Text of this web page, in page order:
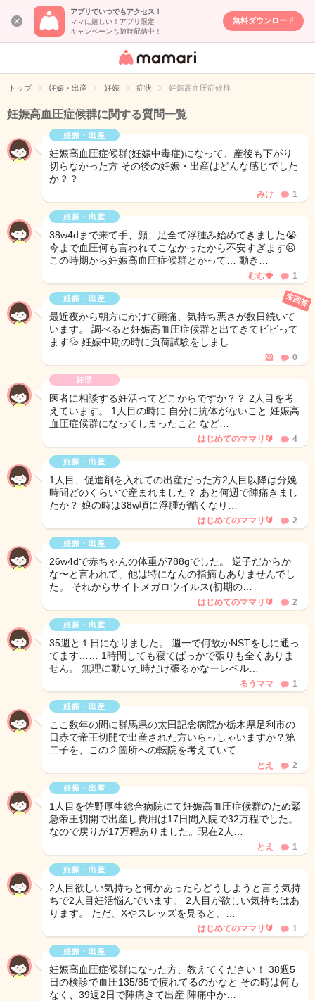
アプリでいつでもアクセス！
ママに嬉しい！アプリ限定
キャンペーンも随時配信中！
無料ダウンロード
女性専用匿名QA
イト
トップ 妊娠・出産 妊娠 症状 妊娠高血圧症候群
妊娠高血圧症候群に関する質問一覧
妊娠・出産
妊娠高血圧症候群(妊娠中毒症)になって、産後も下がり
切らなかった方 その後の妊娠・出産はどんな感じでした
か？？
みけ 1
妊娠・出産
38w4dまで来て手、顔、足全て浮腫み始めてきました😭
今まで血圧何も言われてこなかったから不安すぎます😣
この時期から妊娠高血圧症候群とかって… 動き…
むむ🍓 1
妊娠・出産
最近夜から朝方にかけて頭痛、気持ち悪さが数日続いて
います。 調べると妊娠高血圧症候群と出てきてビビって
ます💦 妊娠中期の時に負荷試験をしまし…
未回答
🐹 0
妊活
医者に相談する妊活ってどこからですか？？ 2人目を考
えています。 1人目の時に 自分に抗体がないこと 妊娠高
血圧症候群になってしまったこと など…
はじめてのママリ🔰 4
妊娠・出産
1人目、促進剤を入れての出産だった方2人目以降は分娩
時間どのくらいで産まれました？ あと何週で陣痛きまし
たか？ 娘の時は38w頃に浮腫が酷くなり…
はじめてのママリ🔰 2
妊娠・出産
26w4dで赤ちゃんの体重が788gでした。 逆子だからか
な〜と言われて、他は特になんの指摘もありませんでし
た。 それからサイトメガロウイルス(初期の…
はじめてのママリ🔰 2
妊娠・出産
35週と１日になりました。 週一で何故かNSTをしに通っ
てます…… 1時間しても寝てばっかで張りも全くありま
せん。 無理に動いた時だけ張るかなーレベル…
るうママ 1
妊娠・出産
ここ数年の間に群馬県の太田記念病院か栃木県足利市の
日赤で帝王切開で出産された方いらっしゃいますか？第
二子を、この２箇所への転院を考えていて…
とえ 2
妊娠・出産
1人目を佐野厚生総合病院にて妊娠高血圧症候群のため緊
急帝王切開で出産し費用は17日間入院で32万程でした。
なので戻りが17万程ありました。現在2人…
とえ 1
妊娠・出産
2人目欲しい気持ちと何かあったらどうしようと言う気持
ちで2人目妊活悩んでいます。 2人目が欲しい気持ちはあ
ります。 ただ、Xやスレッズを見ると、…
はじめてのママリ🔰 1
妊娠・出産
妊娠高血圧症候群になった方、教えてください！ 38週5
日の検診で血圧135/85で疲れてるのかなと その時は何も
なく、39週2日で陣痛きて出産 陣痛中か…